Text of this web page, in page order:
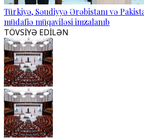
Türkiyə, Səudiyyə Ərəbistanı və
müdafiə müqaviləsi imzalanıb
TÖVSİYƏ EDİLƏN